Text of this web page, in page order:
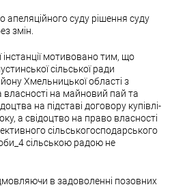
суду рішення суду
змін.
мотивовано тим, що
сільської ради
Хмельницької області з
на майновий пай та
на підставі договору купівлі-
а свідоцтво на право власності
сільськогосподарського
сільською радою не
в задоволенні позовних